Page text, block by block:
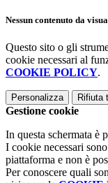
Nessun contenuto da
Questo sito o gli
cookie necessari al
COOKIE POLICY.
Personalizza Rifiuta
Gestione cookie
In questa schermata è
I cookie necessari
piattaforma e non è
Per conoscere quali